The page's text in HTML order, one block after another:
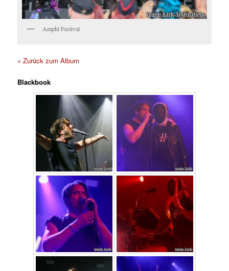
Amphi Festival
« Zurück zum Album
Blackbook